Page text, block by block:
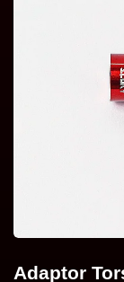
Adaptor